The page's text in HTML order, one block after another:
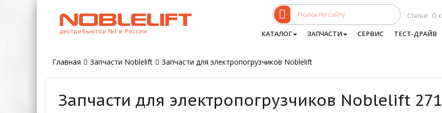
Статьи О
КАТАЛОГ ЗАПЧАСТИ СЕРВИС ТЕСТ-ДРАЙВ
Главная Запчасти Noblelift Запчасти для электропогрузчиков Noblelift
Запчасти для электропогрузчиков Noblelift